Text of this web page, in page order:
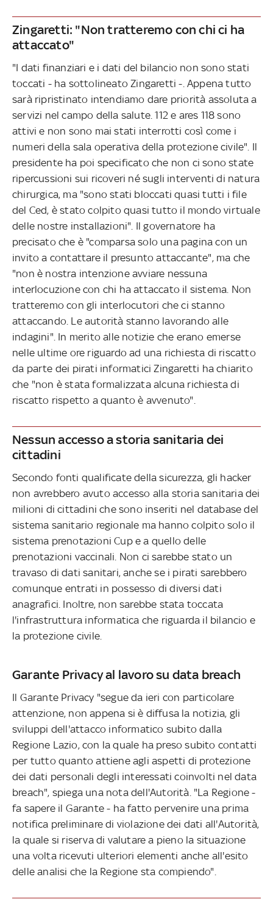
Zingaretti: "Non tratteremo con chi ci ha
attaccato"
"I dati finanziari e i dati del bilancio non sono stati
toccati - ha sottolineato Zingaretti -. Appena tutto
sarà ripristinato intendiamo dare priorità assoluta a
servizi nel campo della salute. 112 e ares 118 sono
attivi e non sono mai stati interrotti così come i
numeri della sala operativa della protezione civile". Il
presidente ha poi specificato che non ci sono state
ripercussioni sui ricoveri né sugli interventi di natura
chirurgica, ma "sono stati bloccati quasi tutti i file
del Ced, è stato colpito quasi tutto il mondo virtuale
delle nostre installazioni". Il governatore ha
precisato che è "comparsa solo una pagina con un
invito a contattare il presunto attaccante", ma che
"non è nostra intenzione avviare nessuna
interlocuzione con chi ha attaccato il sistema. Non
tratteremo con gli interlocutori che ci stanno
attaccando. Le autorità stanno lavorando alle
indagini". In merito alle notizie che erano emerse
nelle ultime ore riguardo ad una richiesta di riscatto
da parte dei pirati informatici Zingaretti ha chiarito
che "non è stata formalizzata alcuna richiesta di
riscatto rispetto a quanto è avvenuto".
Nessun accesso a storia sanitaria dei
cittadini
Secondo fonti qualificate della sicurezza, gli hacker
non avrebbero avuto accesso alla storia sanitaria dei
milioni di cittadini che sono inseriti nel database del
sistema sanitario regionale ma hanno colpito solo il
sistema prenotazioni Cup e a quello delle
prenotazioni vaccinali. Non ci sarebbe stato un
travaso di dati sanitari, anche se i pirati sarebbero
comunque entrati in possesso di diversi dati
anagrafici. Inoltre, non sarebbe stata toccata
l'infrastruttura informatica che riguarda il bilancio e
la protezione civile.
Garante Privacy al lavoro su data breach
Il Garante Privacy "segue da ieri con particolare
attenzione, non appena si è diffusa la notizia, gli
sviluppi dell'attacco informatico subito dalla
Regione Lazio, con la quale ha preso subito contatti
per tutto quanto attiene agli aspetti di protezione
dei dati personali degli interessati coinvolti nel data
breach", spiega una nota dell'Autorità. "La Regione -
fa sapere il Garante - ha fatto pervenire una prima
notifica preliminare di violazione dei dati all'Autorità,
la quale si riserva di valutare a pieno la situazione
una volta ricevuti ulteriori elementi anche all'esito
delle analisi che la Regione sta compiendo".